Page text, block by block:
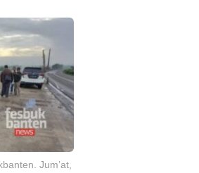
Jum’at,